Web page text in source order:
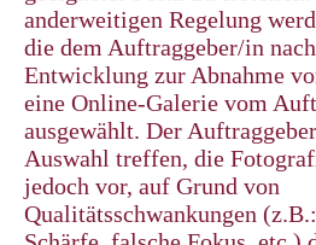
anderweitigen Regelung
die dem Auftraggeber/in
Entwicklung zur Abnahme
eine Online-Galerie vom
ausgewählt. Der
Auswahl treffen, die
jedoch vor, auf Grund von
Qualitätsschwankungen